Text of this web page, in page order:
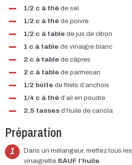
1/2 c à thé de sel
1/2 c à thé de poivre
1/2 c à table de jus de citron
1 c à table de vinaigre blanc
2 c à table de câpres
2 c à table de parmesan
1/2 boîte de filets d’anchois
1/4 c à thé d’ail en poudre
2,5 tasses d’huile de canola
Préparation
Dans un mélangeur, mettez tous
vinaigrette SAUF l’huile